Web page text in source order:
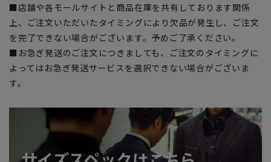
■店舗や各モールサイトと商品在庫を共有しております関係
上、ご注文いただいたタイミングにより欠品が発生し、ご注文
を完了できない場合がございます。予めご了承ください。
■お急ぎ発送のご注文につきましても、ご注文のタイミングに
よってはお急ぎ発送サービスを選択できない場合がございま
す。